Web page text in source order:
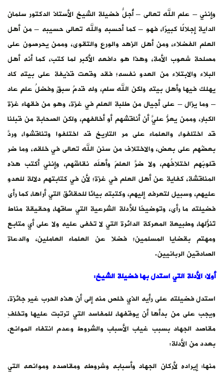
وإنني – علم الله تعالى – أُجلُّ فضيلة الشيخ الأستاذ الدكتور سلمان
الداية إجلالًا كبيرًا، فهو – كما أحسبه والله تعالى حسيبه – من أهل
العلم الفضلاء، ومن أهل الزهد والورع والتقوى، وممن يحرصون على
مصلحة شعوب الأمة، وهذا هو دافعه الأكبر لما كتب، كما أنه أهل
البلاء والابتلاء من العدو نفسه؛ فقد وقعت قذيفة على بيته كاد
يهلك فيها وأهل بيته ولكن الله سلم، وله قدمُ سبقٍ وفضلُ علمٍ عاد
– وما يزال – على أجيال من طلبة العلم في غزة، وهو من فقهاء غزة
الكبار، وممن يعزُّ عليَّ أن أناقشهم أو أخالفهم، ولكن الصحابة من قبلنا
قد اختلفوا، والعلماء على مر التاريخ قد اختلفوا وتناقشوا، وردَّ
بعضُهم على بعض، والاختلاف من سنن الله تعالى في خلقه، وما ضر
قلوبَهم اختلافُهم، ولا ضرَّ العلمَ وأهلَه نقاشُهم، وإنني أكتب هذه
المناقشة، كفاية عن أهل العلم في غزة؛ لأن في كتابتهم دلالة للعدو
عليهم، وسبيل لتعرفه إليهم، وكتبته بيانًا للحقائق التي أراها، كما رأى
فضيلته ما رأى، وتوضيحًا للأدلة الشرعية التي ساقها، وحقيقة مناط
تَنزُّلها، وطبيعة المعركة الدائرة التي لا تخفى عليه ولا على أي متابع
ومهتم بقضايا المسلمين؛ فضلا عن العلماء العاملين، والدعاة
الصادقين الربانيين.
أولا: الأدلة التي استدل بها فضيلة الشيخ:
استدل فضيلته على رأيه الذي خلص منه إلى أن هذه الحرب غير جائزة،
ويجب على من بدأها أن يوقفها، للمفاسد التي ترتبت عليها وتخلفِ
مقاصد الجهاد بسبب غياب الأسباب والشروط وعدم انتفاء الموانع،
بعدد من الأدلة:
منها: إيراده لأركان الجهاد وأسبابه وشروطه ومقاصده وموانعه التي